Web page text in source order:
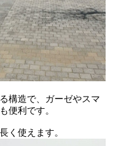
構造で、ガーゼやスマ
便利です。
く使えます。